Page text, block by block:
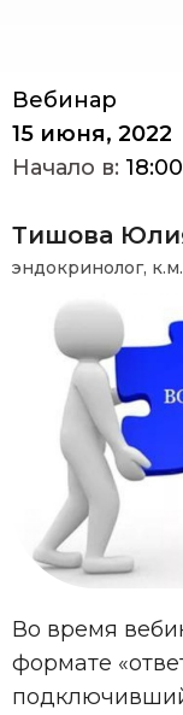
Вебинар
15 июня, 2022
Начало в:
Тишова
эндокринолог,
Во время
формате